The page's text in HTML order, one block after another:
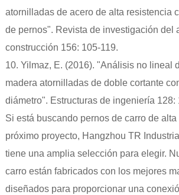
atornilladas de acero de alta resistencia
de pernos". Revista de investigación del
construcción 156: 105-119.
10. Yilmaz, E. (2016). "Análisis no lineal
madera atornilladas de doble cortante
diámetro". Estructuras de ingeniería 128:
Si está buscando pernos de carro de
próximo proyecto, Hangzhou TR
tiene una amplia selección para elegir.
carro están fabricados con los mejores
diseñados para proporcionar una